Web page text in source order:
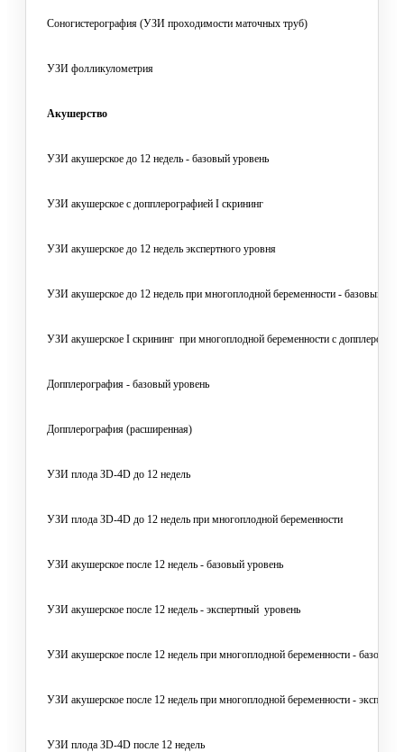
Соногистерография (УЗИ проходимости маточных труб)
УЗИ фолликулометрия
Акушерство
УЗИ акушерское до 12 недель - базовый уровень
УЗИ акушерское с допплерографией I скрининг
УЗИ акушерское до 12 недель экспертного уровня
УЗИ акушерское до 12 недель при многоплодной беременности - базовый
УЗИ акушерское I скрининг при многоплодной беременности с
Допплерография - базовый уровень
Допплерография (расширенная)
УЗИ плода ЗD-4D до 12 недель
УЗИ плода ЗD-4D до 12 недель при многоплодной беременности
УЗИ акушерское после 12 недель - базовый уровень
УЗИ акушерское после 12 недель - экспертный уровень
УЗИ акушерское после 12 недель при многоплодной беременности - базовый
УЗИ акушерское после 12 недель при многоплодной беременности -
УЗИ плода ЗD-4D после 12 недель